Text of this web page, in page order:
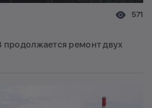
571
ремонт двух